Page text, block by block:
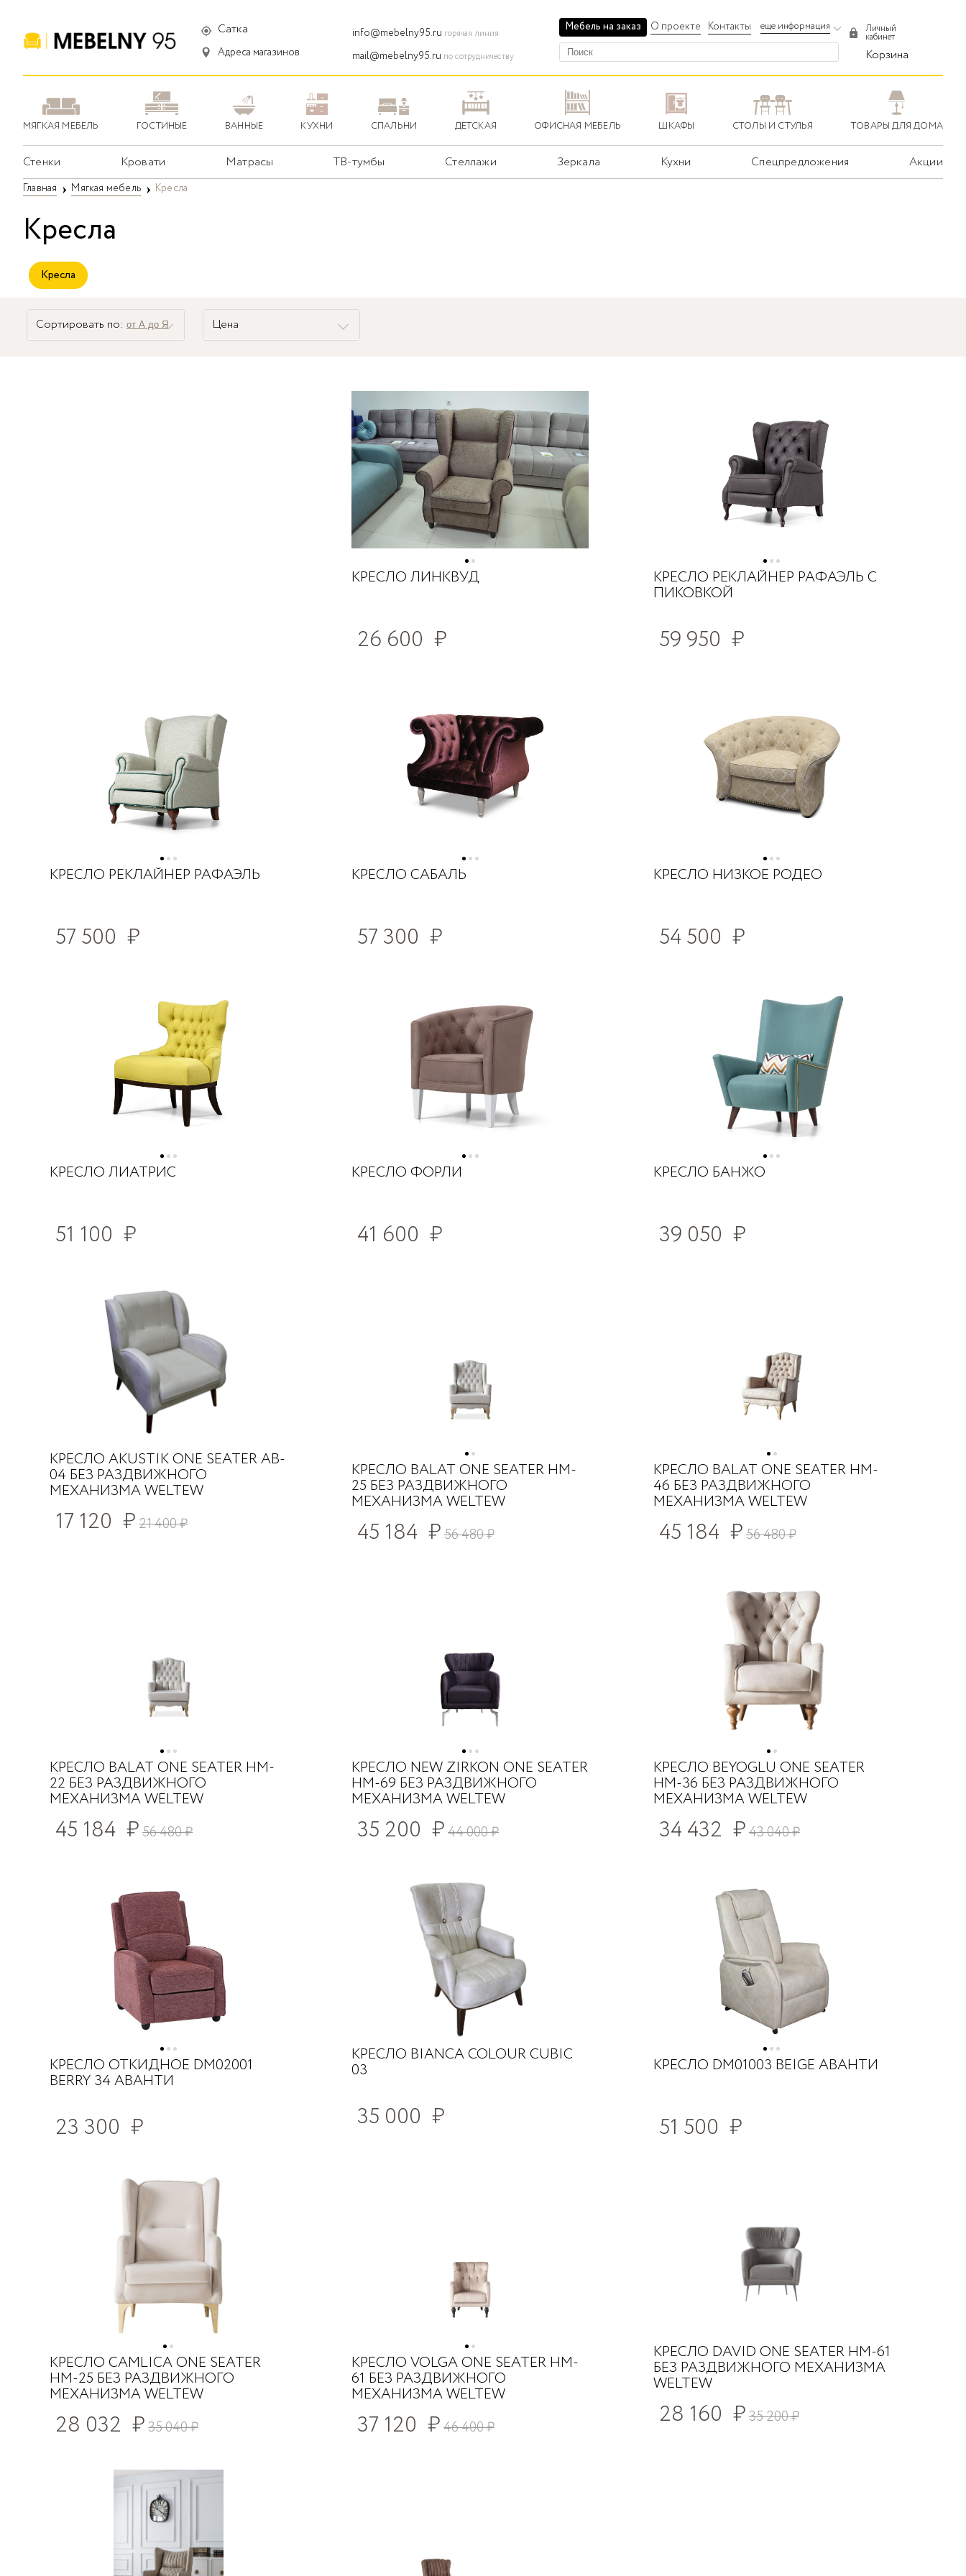
Сатка
Адреса магазинов
info@mebelny95.ru горячая линия
mail@mebelny95.ru по сотрудничеству
Мебель на заказ О проекте Контакты еще информация Личный
кабинет
Корзина
МЯГКАЯ МЕБЕЛЬ ГОСТИНЫЕ ВАННЫЕ КУХНИ СПАЛЬНИ ДЕТСКАЯ ОФИСНАЯ МЕБЕЛЬ ШКАФЫ СТОЛЫ И СТУЛЬЯ ТОВАРЫ ДЛЯ ДОМА
Стенки Кровати Матрасы ТВ-тумбы Стеллажи Зеркала Кухни Спецпредложения Акции
Главная Мягкая мебель Кресла
Кресла
Кресла
Сортировать по: от А до Я Цена
КРЕСЛО ЛИНКВУД
26 600 ₽
КРЕСЛО РЕКЛАЙНЕР РАФАЭЛЬ С
ПИКОВКОЙ
59 950 ₽
КРЕСЛО РЕКЛАЙНЕР РАФАЭЛЬ
57 500 ₽
КРЕСЛО САБАЛЬ
57 300 ₽
КРЕСЛО НИЗКОЕ РОДЕО
54 500 ₽
КРЕСЛО ЛИАТРИС
51 100 ₽
КРЕСЛО ФОРЛИ
41 600 ₽
КРЕСЛО БАНЖО
39 050 ₽
КРЕСЛО AKUSTIK ONE SEATER AB-
04 БЕЗ РАЗДВИЖНОГО
МЕХАНИЗМА WELTEW
17 120 ₽21 400₽
КРЕСЛО BALAT ONE SEATER HM-
25 БЕЗ РАЗДВИЖНОГО
МЕХАНИЗМА WELTEW
45 184 ₽56 480₽
КРЕСЛО BALAT ONE SEATER HM-
46 БЕЗ РАЗДВИЖНОГО
МЕХАНИЗМА WELTEW
45 184 ₽56 480₽
КРЕСЛО BALAT ONE SEATER HM-
22 БЕЗ РАЗДВИЖНОГО
МЕХАНИЗМА WELTEW
45 184 ₽56 480₽
КРЕСЛО NEW ZIRKON ONE SEATER
HM-69 БЕЗ РАЗДВИЖНОГО
МЕХАНИЗМА WELTEW
35 200 ₽44 000₽
КРЕСЛО BEYOGLU ONE SEATER
HM-36 БЕЗ РАЗДВИЖНОГО
МЕХАНИЗМА WELTEW
34 432 ₽43 040₽
КРЕСЛО ОТКИДНОЕ DM02001
BERRY 34 АВАНТИ
23 300 ₽
КРЕСЛО BIANCA COLOUR CUBIC
03
35 000 ₽
КРЕСЛО DM01003 BEIGE АВАНТИ
51 500 ₽
КРЕСЛО CAMLICA ONE SEATER
HM-25 БЕЗ РАЗДВИЖНОГО
МЕХАНИЗМА WELTEW
28 032 ₽35 040₽
КРЕСЛО VOLGA ONE SEATER HM-
61 БЕЗ РАЗДВИЖНОГО
МЕХАНИЗМА WELTEW
37 120 ₽46 400₽
КРЕСЛО DAVID ONE SEATER HM-61
БЕЗ РАЗДВИЖНОГО МЕХАНИЗМА
WELTEW
28 160 ₽35 200₽